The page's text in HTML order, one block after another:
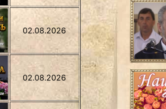
02.08.2026
02.08.2026